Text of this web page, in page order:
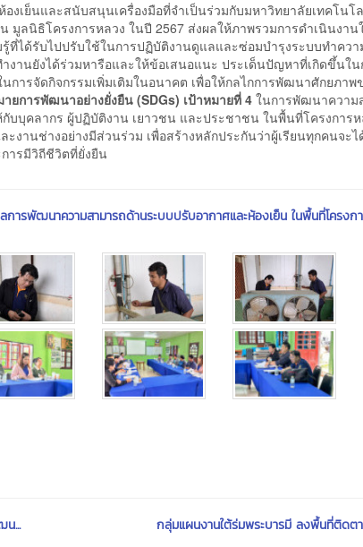
เย็นและสนับสนุนเครื่องมือที่จำเป็นร่วมกับมหาวิทยาลัยเทคโนโ
ลนิธิโครงการหลวง ในปี 2567 ส่งผลให้ภาพรวมการดำเนินงาน
ได้รับไปปรับใช้ในการปฏิบัติงานดูแลและซ่อมบำรุงระบบทำคว
านยังได้ร่วมหารือและให้ข้อเสนอแนะ ประเด็นปัญหาที่เกิดขึ้นใ
การจัดกิจกรรมเพิ่มเติมในอนาคต เพื่อให้กลไกการพัฒนาศักยภา
ายการพัฒนาอย่างยั่งยืน (SDGs) เป้าหมายที่ 4 ในการพัฒนาความ
บบุคลากร ผู้ปฏิบัติงาน เยาวชน และประชาชน ในพื้นที่โครงการห
านช่างอย่างมีส่วนร่วม เพื่อสร้างหลักประกันว่าผู้เรียนทุกคนจะ
ารมีวิถีชีวิตที่ยั่งยืน
ารพัฒนาความสามารถด้านระบบปรับอากาศและห้องเย็น ในพื้นที่โครง
... กลุ่มแผนงานใต้ร่มพระบารมี ลงพื้นที่ติด